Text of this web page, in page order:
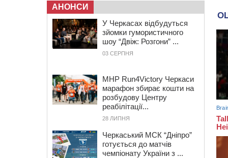
АНОНСИ
У Черкасах відбудуться
зйомки гумористичного
шоу “Двіж: Розгони” ...
03 СЕРПНЯ
MHP Run4Victory Черкаси
марафон збирає кошти на
розбудову Центру
реабілітації...
28 ЛИПНЯ
Черкаський МСК “Дніпро”
готується до матчів
чемпіонату України з ...